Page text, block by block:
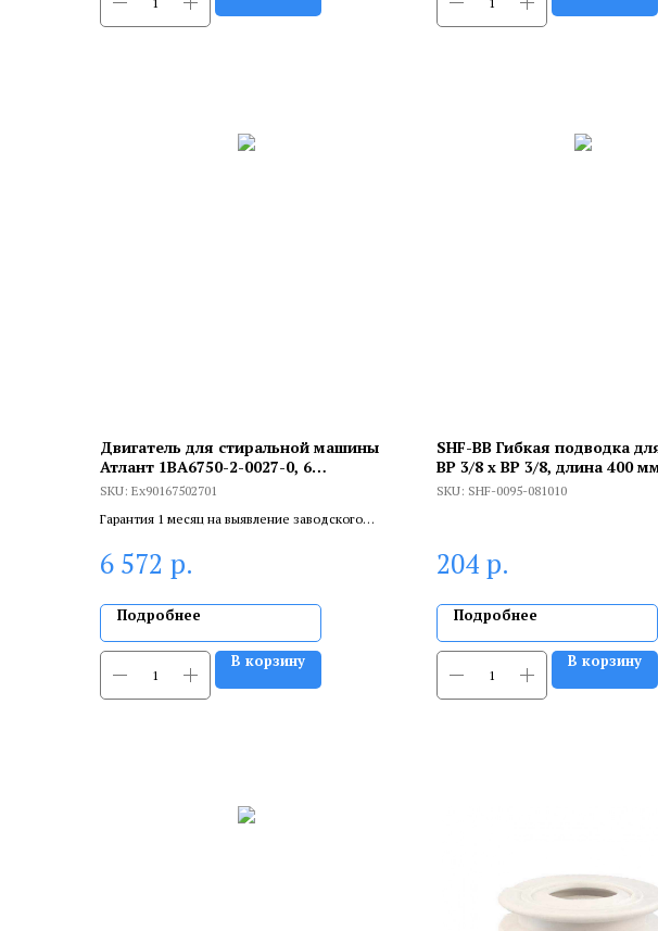
Двигатель для стиральной машины
Атлант 1BA6750-2-0027-0, 6
контактов, 11500 оборотов,
SKU: Ex90167502701
Гарантия 1 месяц на выявление заводского
сертифицированный специалист.
6 572 р.
Подробнее
В корзину
SHF-ВВ Гибкая подводка
ВР 3/8 х ВР 3/8, длина 400
SKU: SHF-0095-081010
204 р.
Подробнее
В корзину